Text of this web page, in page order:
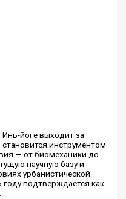
Инь-йоге выходит за
инструментом
— от биомеханики до
научную базу и
урбанистической
году подтверждается как